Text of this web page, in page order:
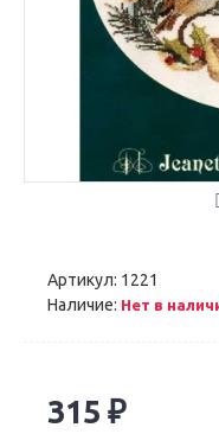
Артикул: 1221
Наличие: Нет в
315 ₽